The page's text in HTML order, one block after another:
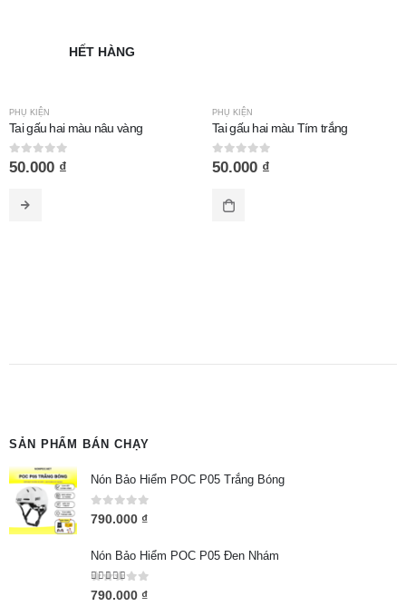
HẾT HÀNG
PHỤ KIỆN
Tai gấu hai màu nâu vàng
0out of 5
50.000 ₫
PHỤ KIỆN
Tai gấu hai màu Tím trắng
0out of 5
50.000 ₫
SẢN PHẨM BÁN CHẠY
Nón Bảo Hiểm POC P05 Trắng Bóng
0out of 5
790.000 ₫
Nón Bảo Hiểm POC P05 Đen Nhám
5.00 out of 5
790.000 ₫